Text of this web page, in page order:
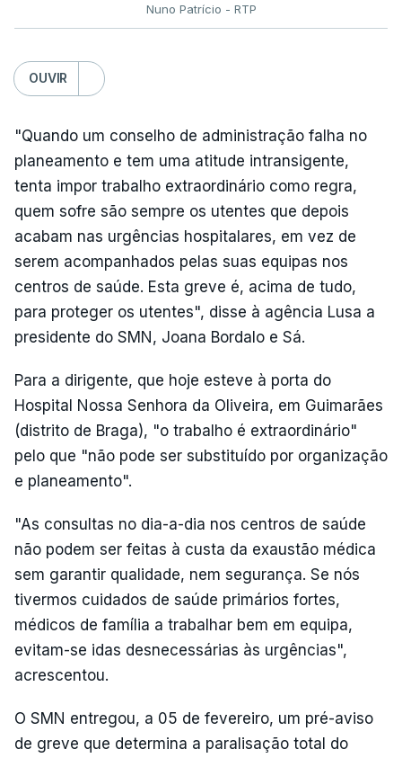
Nuno Patrício - RTP
OUVIR
"Quando um conselho de administração falha no
planeamento e tem uma atitude intransigente,
tenta impor trabalho extraordinário como regra,
quem sofre são sempre os utentes que depois
acabam nas urgências hospitalares, em vez de
serem acompanhados pelas suas equipas nos
centros de saúde. Esta greve é, acima de tudo,
para proteger os utentes", disse à agência Lusa a
presidente do SMN, Joana Bordalo e Sá.
Para a dirigente, que hoje esteve à porta do
Hospital Nossa Senhora da Oliveira, em Guimarães
(distrito de Braga), "o trabalho é extraordinário"
pelo que "não pode ser substituído por organização
e planeamento".
"As consultas no dia-a-dia nos centros de saúde
não podem ser feitas à custa da exaustão médica
sem garantir qualidade, nem segurança. Se nós
tivermos cuidados de saúde primários fortes,
médicos de família a trabalhar bem em equipa,
evitam-se idas desnecessárias às urgências",
acrescentou.
O SMN entregou, a 05 de fevereiro, um pré-aviso
de greve que determina a paralisação total do